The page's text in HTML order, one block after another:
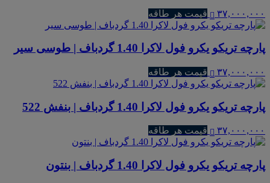
۳۷,۰۰۰,۰۰۰ قیمت هر طاقه
پارچه تریکو یکرو فول لاکرا 1.40 گردباف | طوسی سیر
۳۷,۰۰۰,۰۰۰ قیمت هر طاقه
پارچه تریکو یکرو فول لاکرا 1.40 گردباف | بنفش 522
۳۷,۰۰۰,۰۰۰ قیمت هر طاقه
پارچه تریکو یکرو فول لاکرا 1.40 گردباف | بنتون